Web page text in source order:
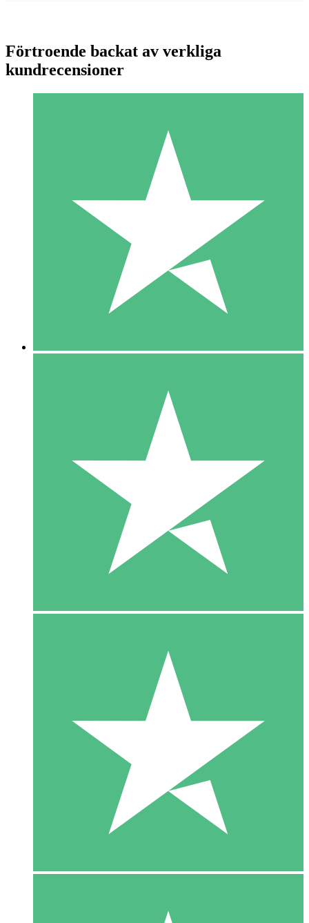
Individuella Kreditpaket
Betala per användning med nedladdningskrediter. Inget
1 Nedladdningar
10 00
10 Nedladdningar
20 00
Förtroende backat av verkliga
kundrecensioner